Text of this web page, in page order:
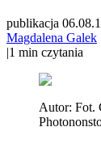
publikacja
Magdalena Galek
|1 min czytania
Autor: Fot.